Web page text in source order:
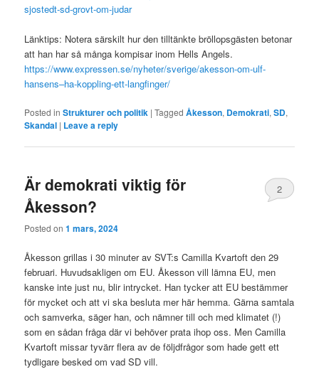
sjostedt-sd-grovt-om-judar
Länktips: Notera särskilt hur den tilltänkte bröllopsgästen betonar
att han har så många kompisar inom Hells Angels.
https://www.expressen.se/nyheter/sverige/akesson-om-ulf-
hansens–ha-koppling-ett-langfinger/
Posted in Strukturer och politik |Tagged Åkesson, Demokrati,SD,
Skandal | Leave a reply
Är demokrati viktig för
Åkesson?
Posted on1 mars, 2024
2
Åkesson grillas i 30 minuter av SVT:s Camilla Kvartoft den 29
februari. Huvudsakligen om EU. Åkesson vill lämna EU, men
kanske inte just nu, blir intrycket. Han tycker att EU bestämmer
för mycket och att vi ska besluta mer här hemma. Gärna samtala
och samverka, säger han, och nämner till och med klimatet (!)
som en sådan fråga där vi behöver prata ihop oss. Men Camilla
Kvartoft missar tyvärr flera av de följdfrågor som hade gett ett
tydligare besked om vad SD vill.